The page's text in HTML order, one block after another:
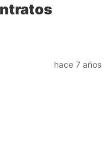
hace 7 años